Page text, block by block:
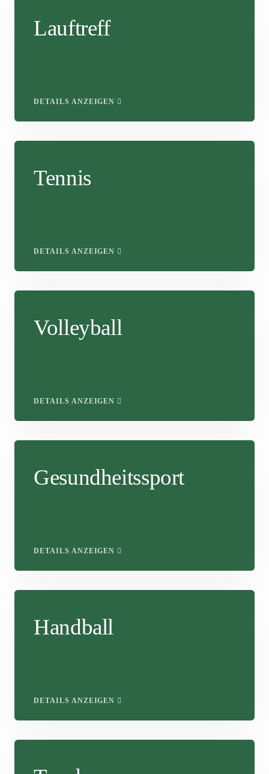
Lauftreff
DETAILS ANZEIGEN
Tennis
DETAILS ANZEIGEN
Volleyball
DETAILS ANZEIGEN
Gesundheitssport
DETAILS ANZEIGEN
Handball
DETAILS ANZEIGEN